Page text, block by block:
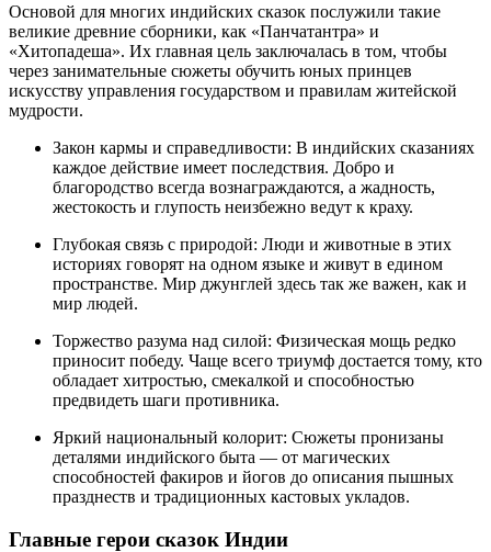
Основой для многих индийских сказок послужили такие
великие древние сборники, как «Панчатантра» и
«Хитопадеша». Их главная цель заключалась в том, чтобы
через занимательные сюжеты обучить юных принцев
искусству управления государством и правилам житейской
мудрости.
Закон кармы и справедливости: В индийских сказаниях
каждое действие имеет последствия. Добро и
благородство всегда вознаграждаются, а жадность,
жестокость и глупость неизбежно ведут к краху.
Глубокая связь с природой: Люди и животные в этих
историях говорят на одном языке и живут в едином
пространстве. Мир джунглей здесь так же важен, как и
мир людей.
Торжество разума над силой: Физическая мощь редко
приносит победу. Чаще всего триумф достается тому, кто
обладает хитростью, смекалкой и способностью
предвидеть шаги противника.
Яркий национальный колорит: Сюжеты пронизаны
деталями индийского быта — от магических
способностей факиров и йогов до описания пышных
празднеств и традиционных кастовых укладов.
Главные герои сказок Индии